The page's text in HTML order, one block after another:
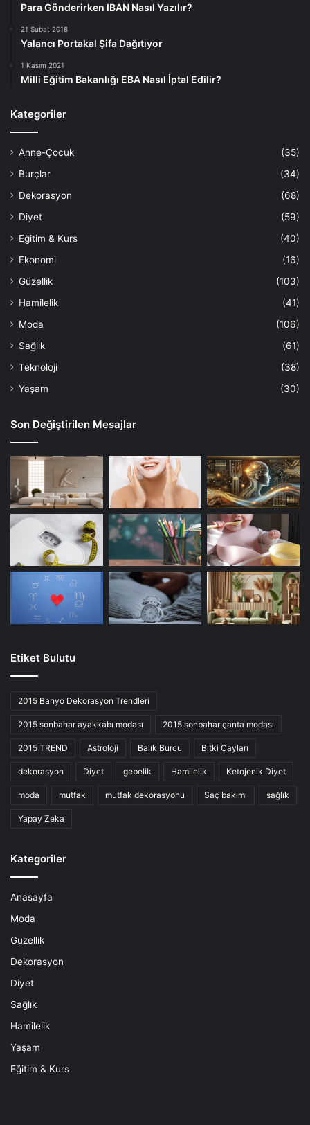
Para Gönderirken IBAN Nasıl Yazılır?
21 Şubat 2018
Yalancı Portakal Şifa Dağıtıyor
1 Kasım 2021
Milli Eğitim Bakanlığı EBA Nasıl İptal Edilir?
Kategoriler
Anne-Çocuk
(35)
Burçlar
(34)
Dekorasyon
(68)
Diyet
(59)
Eğitim & Kurs
(40)
Ekonomi
(16)
Güzellik
(103)
Hamilelik
(41)
Moda
(106)
Sağlık
(61)
Teknoloji
(38)
Yaşam
(30)
Son Değiştirilen Mesajlar
Etiket Bulutu
2015 Banyo Dekorasyon Trendleri
2015 sonbahar ayakkabı modası 2015 sonbahar çanta modası
2015 TREND Astroloji Balık Burcu Bitki Çayları
dekorasyon Diyet gebelik Hamilelik Ketojenik Diyet
moda mutfak mutfak dekorasyonu Saç bakımı sağlık
Yapay Zeka
Kategoriler
Anasayfa
Moda
Güzellik
Dekorasyon
Diyet
Sağlık
Hamilelik
Yaşam
Eğitim & Kurs